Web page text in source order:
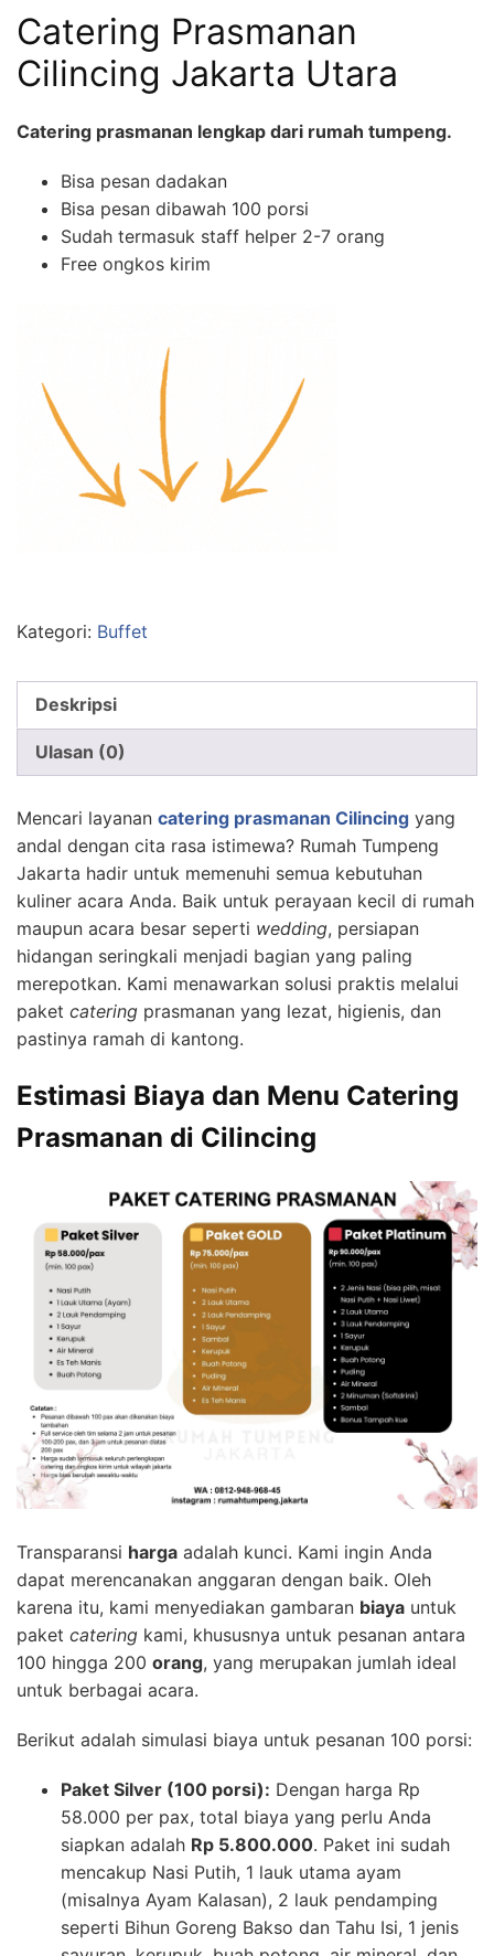
Catering Prasmanan
Cilincing Jakarta Utara
Catering prasmanan lengkap dari rumah tumpeng.
Bisa pesan dadakan
Bisa pesan dibawah 100 porsi
Sudah termasuk staff helper 2-7 orang
Free ongkos kirim
Kategori: Buffet
Deskripsi
Ulasan (0)
Mencari layanan catering prasmanan Cilincing yang
andal dengan cita rasa istimewa? Rumah Tumpeng
Jakarta hadir untuk memenuhi semua kebutuhan
kuliner acara Anda. Baik untuk perayaan kecil di rumah
maupun acara besar seperti wedding, persiapan
hidangan seringkali menjadi bagian yang paling
merepotkan. Kami menawarkan solusi praktis melalui
paket catering prasmanan yang lezat, higienis, dan
pastinya ramah di kantong.
Estimasi Biaya dan Menu Catering
Prasmanan di Cilincing
Transparansi harga adalah kunci. Kami ingin Anda
dapat merencanakan anggaran dengan baik. Oleh
karena itu, kami menyediakan gambaran biaya untuk
paket catering kami, khususnya untuk pesanan antara
100 hingga 200 orang, yang merupakan jumlah ideal
untuk berbagai acara.
Berikut adalah simulasi biaya untuk pesanan 100 porsi:
Paket Silver (100 porsi): Dengan harga Rp
58.000 per pax, total biaya yang perlu Anda
siapkan adalah Rp 5.800.000. Paket ini sudah
mencakup Nasi Putih, 1 lauk utama ayam
(misalnya Ayam Kalasan), 2 lauk pendamping
seperti Bihun Goreng Bakso dan Tahu Isi, 1 jenis